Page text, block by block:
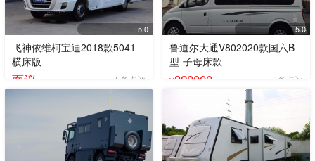
5.0
飞神依维柯宝迪2018款5041
横床版
面议 5条点评
5.0
鲁道尔大通V802020款国六B
型-子母床款
¥328000 5条点评